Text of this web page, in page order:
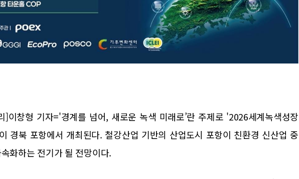
]이창형 기자='경계를 넘어, 새로운 녹색 미래로’란 주제로 '2026세계녹색성장
경북 포항에서 개최된다. 철강산업 기반의 산업도시 포항이 친환경 신산업 중
화하는 전기가 될 전망이다.